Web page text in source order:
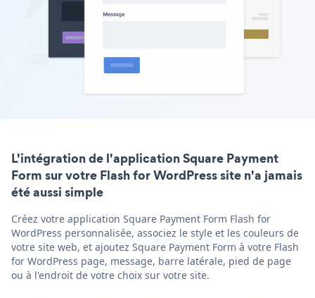
L'intégration de l'application Square Payment
Form sur votre Flash for WordPress site n'a jamais
été aussi simple
Créez votre application Square Payment Form Flash for
WordPress personnalisée, associez le style et les couleurs de
votre site web, et ajoutez Square Payment Form à votre Flash
for WordPress page, message, barre latérale, pied de page
ou à l'endroit de votre choix sur votre site.